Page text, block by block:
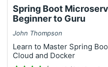
Spring Boot
Beginner to Guru
John Thompson
Learn to Master Spring
Cloud and Docker